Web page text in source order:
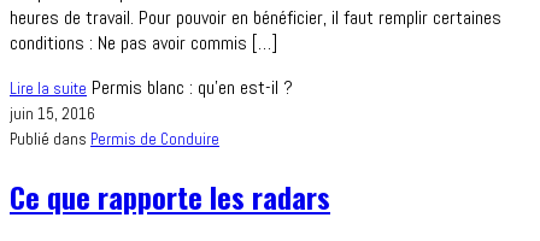
heures de travail. Pour pouvoir en bénéficier, il faut remplir certaines
conditions : Ne pas avoir commis […]
Lire la suite Permis blanc : qu’en est-il ?
juin 15, 2016
Publié dans Permis de Conduire
Ce que rapporte les radars